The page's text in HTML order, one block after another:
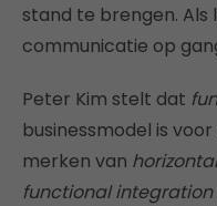
stand te brengen.
communicatie op
Peter Kim stelt dat
businessmodel is
merken van
functional integration